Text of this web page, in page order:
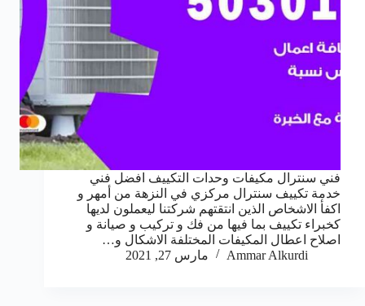
فني سنترال مكيفات وحدات التكييف افضل فني
خدمة تكييف سنترال مركزي في النزهة من أمهر و
اكفأ الاشخاص الذين انتقتهم شركتنا ليعملون لديها
كخبراء تكييف بما فيها من فك و تركيب و صيانة و
اصلاح اعطال المكيفات المختلفة الاشكال و…
Ammar Alkurdi
مارس 27, 2021